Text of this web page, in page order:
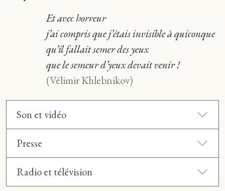
Et avec horreur
j’ai compris que j’étais invisible à quiconque
qu’il fallait semer des yeux
que le semeur d’yeux devait venir !
(Vélimir Khlebnikov)
Son et vidéo
Presse
Radio et télévision